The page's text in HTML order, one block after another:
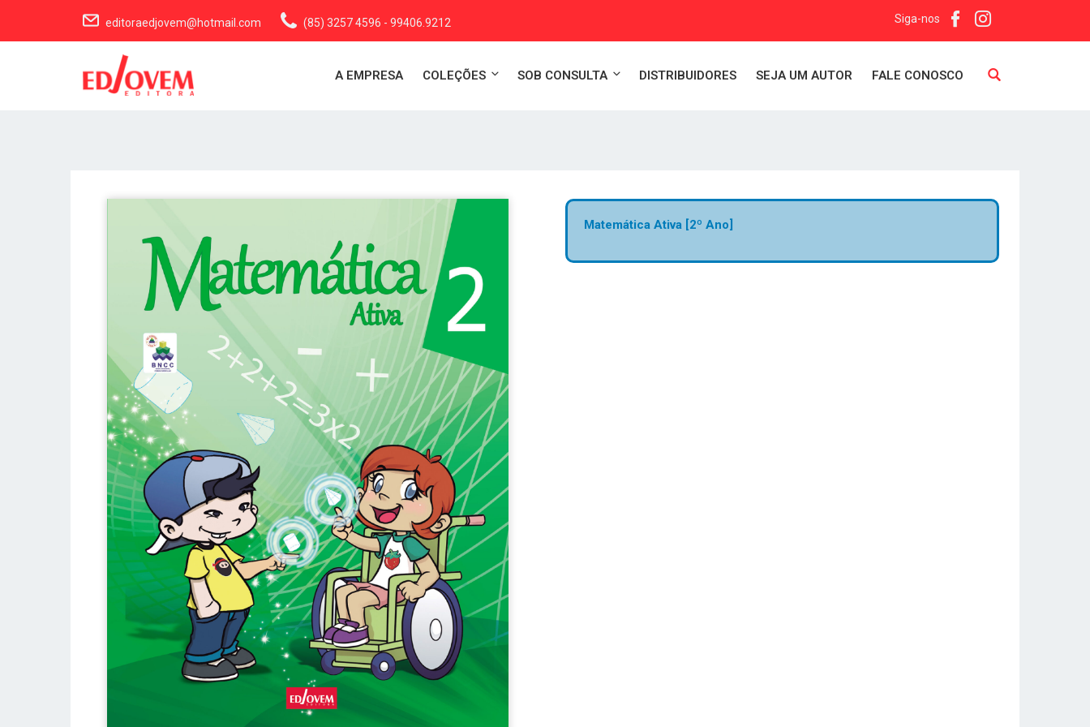
editoraedjovem@hotmail.com (85) 3257 4596 - 99406.9212 Siga-nos
A EMPRESA COLEÇÕES SOB CONSULTA DISTRIBUIDORES SEJA UM AUTOR FALE CONOSCO
Matemática Ativa [2º Ano]